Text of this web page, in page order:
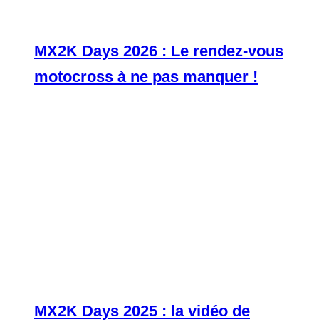
MX2K Days 2026 : Le rendez-vous
motocross à ne pas manquer !
MX2K Days 2025 : la vidéo de